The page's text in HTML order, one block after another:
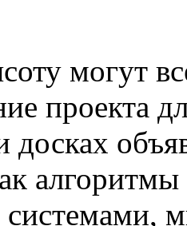
могут
проекта
досках